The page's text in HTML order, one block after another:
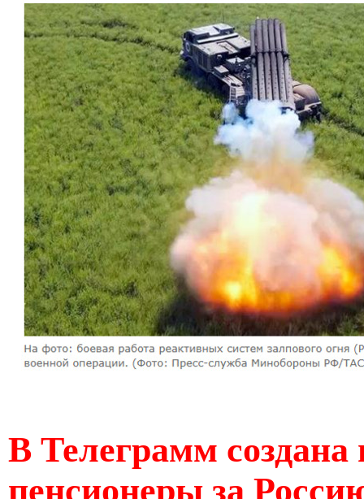
В Телеграмм
пенсионеры за